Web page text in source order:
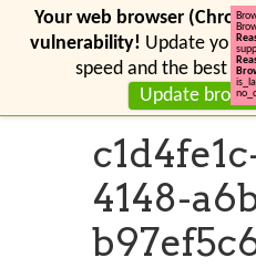
Your web browser
vulnerability! Update your
speed and the best
Update
4148-